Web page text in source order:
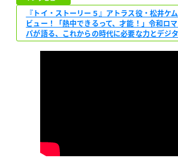
『トイ・ストーリー５』アトラス役・松井ケ
ビュー！「熱中できるって、才能！」令和ロ
パが語る、これからの時代に必要な力とデジ